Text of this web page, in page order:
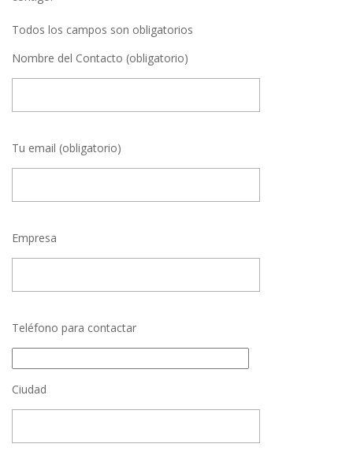
Todos los campos son obligatorios
Nombre del Contacto (obligatorio)
Tu email (obligatorio)
Empresa
Teléfono para contactar
Ciudad